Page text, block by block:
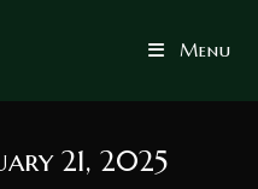
Menu
21, 2025